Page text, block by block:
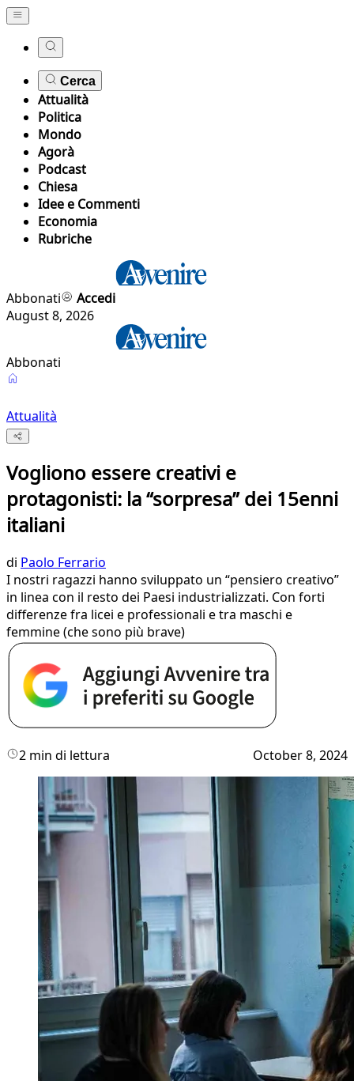
Cerca
Attualità
Politica
Mondo
Agorà
Podcast
Chiesa
Idee e Commenti
Economia
Rubriche
Abbonati
Accedi
August 8, 2026
Abbonati
Attualità
Vogliono essere creativi e
protagonisti: la “sorpresa” dei 15enni
italiani
di Paolo Ferrario
I nostri ragazzi hanno sviluppato un “pensiero creativo”
in linea con il resto dei Paesi industrializzati. Con forti
differenze fra licei e professionali e tra maschi e
femmine (che sono più brave)
2 min di lettura October 8, 2024